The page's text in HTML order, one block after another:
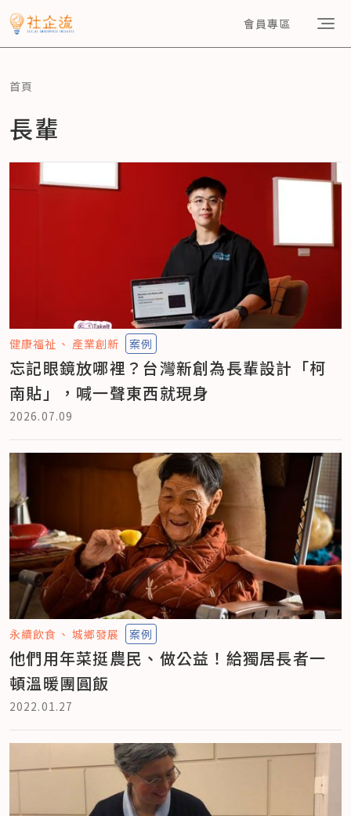
會員專區
首頁
長輩
健康福祉 產業創新 案例
忘記眼鏡放哪裡？台灣新創為長輩設計「柯
南貼」，喊一聲東西就現身
2026.07.09
永續飲食 城鄉發展 案例
他們用年菜挺農民、做公益！給獨居長者一
頓溫暖團圓飯
2022.01.27